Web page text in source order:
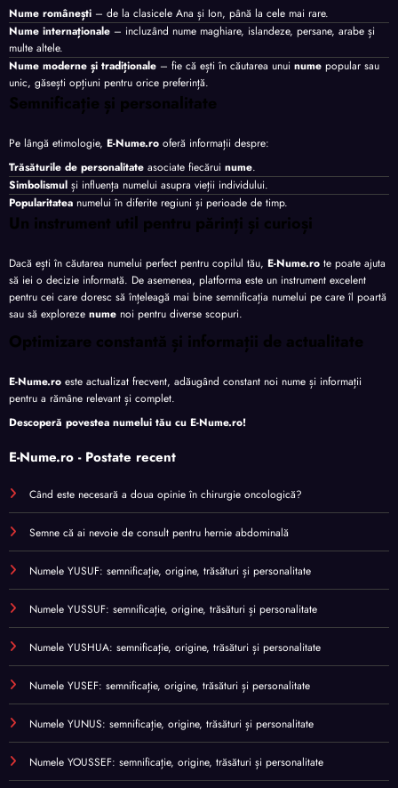
Nume românești – de la clasicele Ana și Ion, până la cele mai rare.
Nume internaționale – incluzând nume maghiare, islandeze, persane, arabe și
multe altele.
Nume moderne și tradiționale – fie că ești în căutarea unui nume popular sau
unic, găsești opțiuni pentru orice preferință.
Semnificație și personalitate
Pe lângă etimologie, E-Nume.ro oferă informații despre:
Trăsăturile de personalitate asociate fiecărui nume.
Simbolismul și influența numelui asupra vieții individului.
Popularitatea numelui în diferite regiuni și perioade de timp.
Un instrument util pentru părinți și curioși
Dacă ești în căutarea numelui perfect pentru copilul tău, E-Nume.ro te poate ajuta
să iei o decizie informată. De asemenea, platforma este un instrument excelent
pentru cei care doresc să înțeleagă mai bine semnificația numelui pe care îl poartă
sau să exploreze nume noi pentru diverse scopuri.
Optimizare constantă și informații de actualitate
E-Nume.ro este actualizat frecvent, adăugând constant noi nume și informații
pentru a rămâne relevant și complet.
Descoperă povestea numelui tău cu E-Nume.ro!
E-Nume.ro - Postate recent
Când este necesară a doua opinie în chirurgie oncologică?
Semne că ai nevoie de consult pentru hernie abdominală
Numele YUSUF: semnificație, origine, trăsături și personalitate
Numele YUSSUF: semnificație, origine, trăsături și personalitate
Numele YUSHUA: semnificație, origine, trăsături și personalitate
Numele YUSEF: semnificație, origine, trăsături și personalitate
Numele YUNUS: semnificație, origine, trăsături și personalitate
Numele YOUSSEF: semnificație, origine, trăsături și personalitate